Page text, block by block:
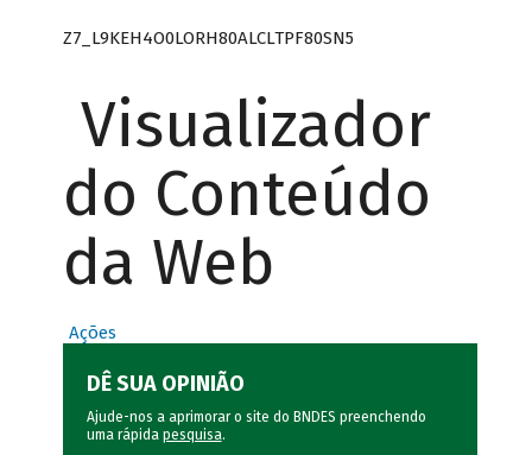
Z7_L9KEH4O0LORH80ALCLTPF80SN5
Visualizador
do Conteúdo
da Web
Ações
DÊ SUA OPINIÃO
Ajude-nos a aprimorar o site do BNDES preenchendo
uma rápida pesquisa.